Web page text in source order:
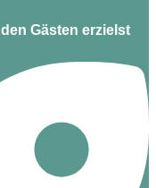
Gästen erzielst